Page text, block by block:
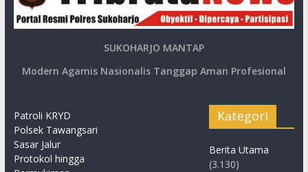
SUKOHARJO MANTAP
Modern Agamis Nasionalis Tanggap Aman Profesional
Patroli KRYD
Polsek Tawangsari
Sasar Jalur
Protokol hingga
Kategori
Berita Utama
(3.130)